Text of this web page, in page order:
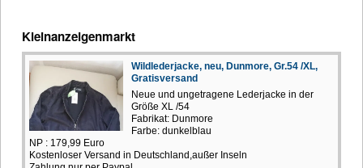
Kleinanzeigenmarkt
Wildlederjacke, neu, Dunmore, Gr.54 /XL,
Gratisversand
Neue und ungetragene Lederjacke in der
Größe XL /54
Fabrikat: Dunmore
Farbe: dunkelblau
NP : 179,99 Euro
Kostenloser Versand in Deutschland,außer Inseln